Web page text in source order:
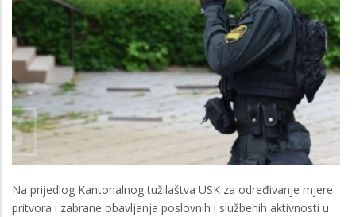
Na prijedlog Kantonalnog tužilaštva USK za određivanje mjere
pritvora i zabrane obavljanja poslovnih i službenih aktivnosti u